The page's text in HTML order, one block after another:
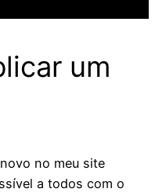
um
no meu site
a todos com o